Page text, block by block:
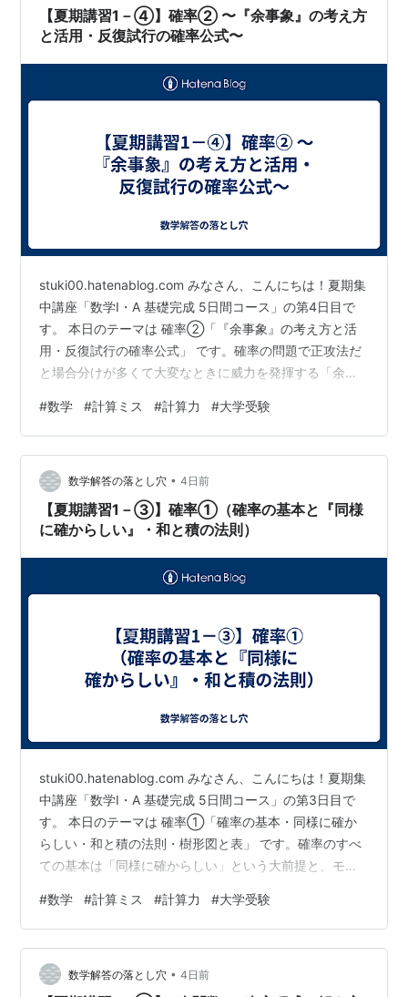
📖 2ページ目：2次不等式② …
【夏期講習1－④】確率② 〜『余事象』の考え方
と活用・反復試行の確率公式〜
stuki00.hatenablog.com みなさん、こんにちは！夏期集
中講座「数学I・A 基礎完成 5日間コース」の第4日目で
す。 本日のテーマは 確率②「『余事象』の考え方と活
用・反復試行の確率公式」 です。確率の問題で正攻法だ
と場合分けが多くて大変なときに威力を発揮する「余事
ンをマスターしましょう！ 📖 1ページ目：確率② 〜『余
事象』の考え方と活用〜 💡 基本事項：余事象とは？ 📘
基本ルール①：『少なくとも〜』を見たら余事象を疑
え！ ✏️ 例10：余事象の基本計算 📝 問10：問題と解説 📖
2ページ目：確率② 〜反復試行の確率公式…
#数学 #計算ミス #計算力 #大学受験
数学解答の落とし穴 • 4日前
【夏期講習1－③】確率①（確率の基本と『同様
に確からしい』・和と積の法則）
stuki00.hatenablog.com みなさん、こんにちは！夏期集
中講座「数学I・A 基礎完成 5日間コース」の第3日目で
す。 本日のテーマは 確率①「確率の基本・同様に確か
らしい・和と積の法則・樹形図と表」 です。確率のすべ
ての基本は「同様に確からしい」という大前提と、モ
から表・樹形図の活用まで、マスターしましょう！ 📖 1
ページ目：確率① 〜確率の基本と『同様に確からし
い』〜 💡 基本事項：確率の定義 📘 基本ルール①：確率
計算の重要原則 ✏️ 例7：確率の基本計算 📝 問7：問題と
#数学 #計算ミス #計算力 #大学受験
数学解答の落とし穴 • 4日前